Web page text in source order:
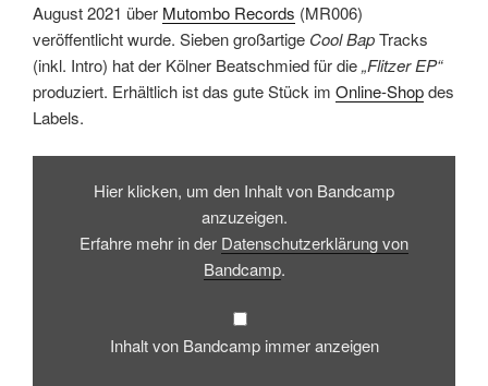
August 2021 über Mutombo Records (MR006)
veröffentlicht wurde. Sieben großartige Cool BapTracks
(inkl. Intro) hat der Kölner Beatschmied für die„Flitzer EP“
produziert. Erhältlich ist das gute Stück im Online-Shopdes
Labels.
Inhalt
BandcampHier klicken, um den Inhalt von Bandcamp
anzuzeigen.
Erfahre mehr in der Datenschutzerklärung von
Bandcamp.
Inhalt von Bandcamp immer anzeigen